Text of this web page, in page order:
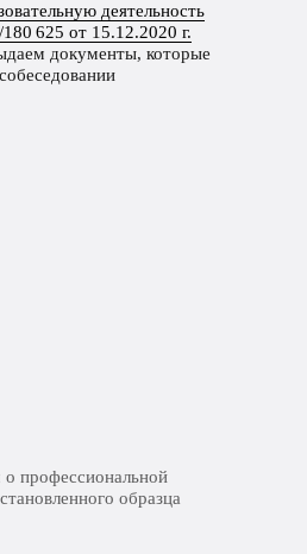
деятельность
625 от 15.12.2020 г.
документы, которые
профессиональной
образца